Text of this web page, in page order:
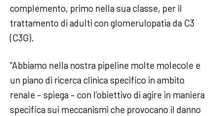
complemento, primo nella sua classe, per il
trattamento di adulti con glomerulopatia da C3
(C3G).
“Abbiamo nella nostra pipeline molte molecole e
un piano di ricerca clinica specifico in ambito
renale – spiega – con l’obiettivo di agire in maniera
specifica sui meccanismi che provocano il danno